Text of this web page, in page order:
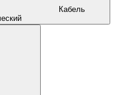
Кабель